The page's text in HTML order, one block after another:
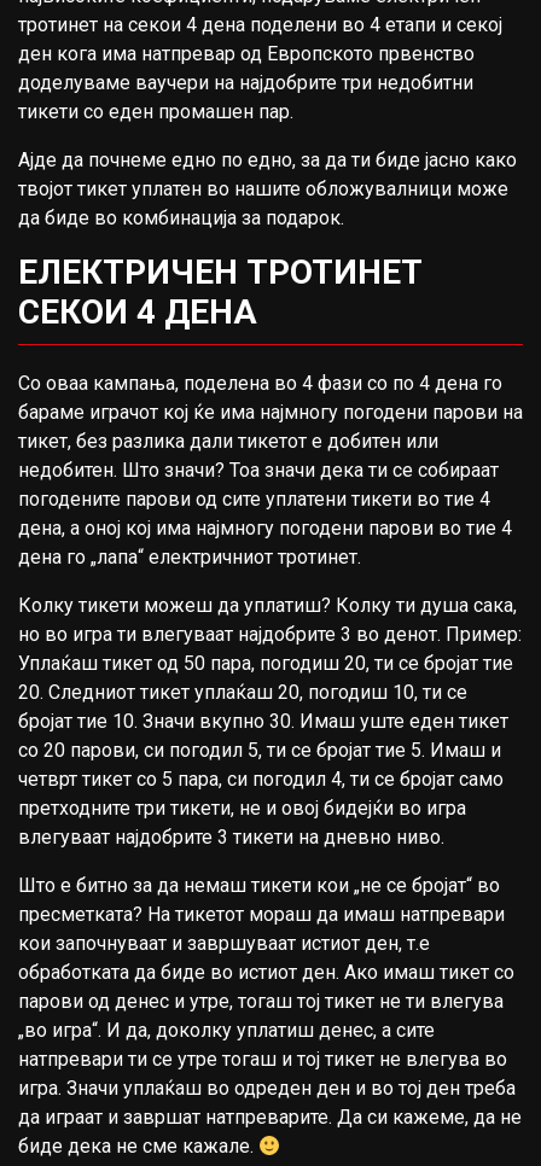
тротинет на секои 4 дена поделени во 4 етапи и секој
ден кога има натпревар од Европското првенство
доделуваме ваучери на најдобрите три недобитни
тикети со еден промашен пар.
Ајде да почнеме едно по едно, за да ти биде јасно како
твојот тикет уплатен во нашите обложувалници може
да биде во комбинација за подарок.
ЕЛЕКТРИЧЕН ТРОТИНЕТ
СЕКОИ 4 ДЕНА
Со оваа кампања, поделена во 4 фази со по 4 дена го
бараме играчот кој ќе има најмногу погодени парови на
тикет, без разлика дали тикетот е добитен или
недобитен. Што значи? Тоа значи дека ти се собираат
погодените парови од сите уплатени тикети во тие 4
дена, а оној кој има најмногу погодени парови во тие 4
дена го „лапа“ електричниот тротинет.
Колку тикети можеш да уплатиш? Колку ти душа сака,
но во игра ти влегуваат најдобрите 3 во денот. Пример:
Уплаќаш тикет од 50 пара, погодиш 20, ти се бројат тие
20. Следниот тикет уплаќаш 20, погодиш 10, ти се
бројат тие 10. Значи вкупно 30. Имаш уште еден тикет
со 20 парови, си погодил 5, ти се бројат тие 5. Имаш и
четврт тикет со 5 пара, си погодил 4, ти се бројат само
претходните три тикети, не и овој бидејќи во игра
влегуваат најдобрите 3 тикети на дневно ниво.
Што е битно за да немаш тикети кои „не се бројат“ во
пресметката? На тикетот мораш да имаш натпревари
кои започнуваат и завршуваат истиот ден, т.е
обработката да биде во истиот ден. Ако имаш тикет со
парови од денес и утре, тогаш тој тикет не ти влегува
„во игра“. И да, доколку уплатиш денес, а сите
натпревари ти се утре тогаш и тој тикет не влегува во
игра. Значи уплаќаш во одреден ден и во тој ден треба
да играат и завршат натпреварите. Да си кажеме, да не
биде дека не сме кажале.